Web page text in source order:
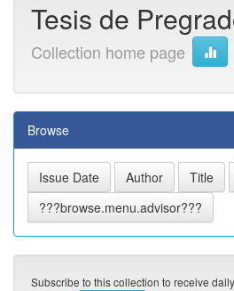
Tesis de
Collection home page
Browse
Subscribe to this collection to receive